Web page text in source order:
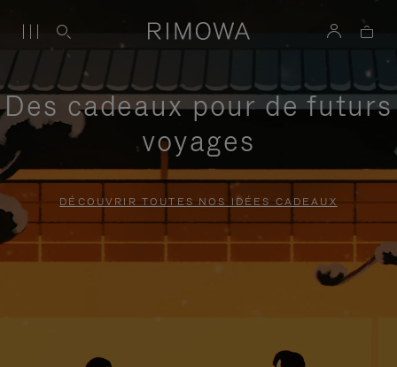
Des cadeaux pour de futurs
voyages
DÉCOUVRIR TOUTES NOS IDÉES CADEAUX